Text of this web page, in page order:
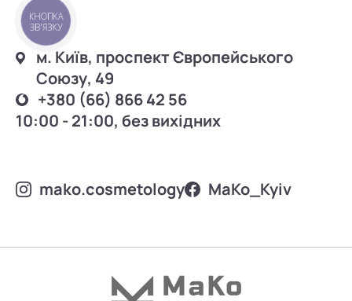
м. Київ, проспект Європейського
Союзу, 49
+380 (66) 866 42 56
10:00 - 21:00, без вихідних
mako.cosmetology MаKo_Kyiv
КНОПКА
ЗВ'ЯЗКУ